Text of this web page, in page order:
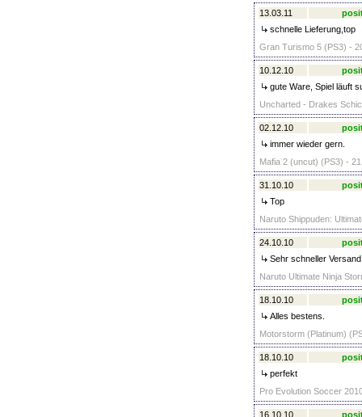
13.03.11
schnelle Lieferung,top
Gran Turismo 5 (PS3) -
10.12.10
gute Ware, Spiel läuft
Uncharted - Drakes
02.12.10
immer wieder gern.
Mafia 2 (uncut) (PS3) -
31.10.10
Top
Naruto Shippuden:
24.10.10
Sehr schneller
Naruto Ultimate Ninja
18.10.10
Alles bestens.
Motorstorm (Platinum)
18.10.10
perfekt
Pro Evolution Soccer
16.10.10